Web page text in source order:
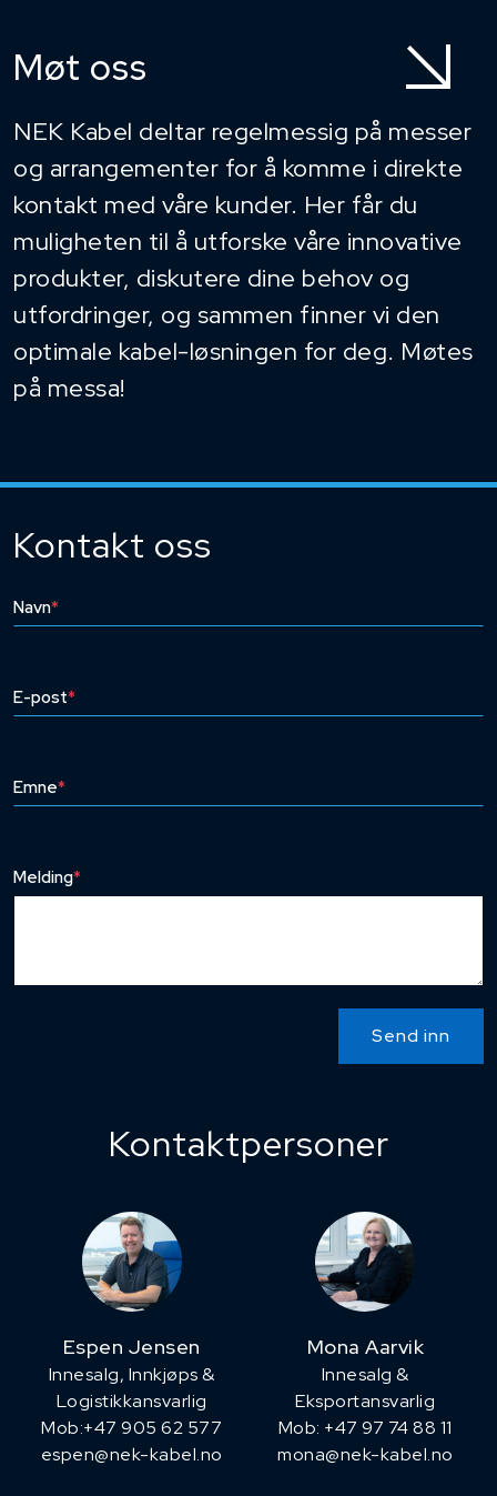
Møt oss
NEK Kabel deltar regelmessig på messer
og arrangementer for å komme i direkte
kontakt med våre kunder. Her får du
muligheten til å utforske våre innovative
produkter, diskutere dine behov og
utfordringer, og sammen finner vi den
optimale kabel-løsningen for deg. Møtes
på messa!
Kontakt oss
Navn*
E-post*
Emne*
Melding*
Send inn
Kontaktpersoner
Espen Jensen
Innesalg, ​Innkjøps &
Logistikkansvarlig
Mob:+47 905 62 577
espen@nek-kabel.no
Mona Aarvik
Innesalg &
Eksportansvarlig
Mob: +47 97 74 88 11
mona@nek-kabel.no